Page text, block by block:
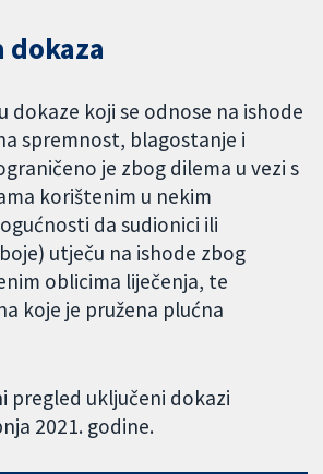
dokaza
dokaze koji se odnose na ishode
spremnost, blagostanje i
je zbog dilema u vezi s
korištenim u nekim
da sudionici ili
utječu na ishode zbog
oblicima liječenja, te
koje je pružena plućna
pregled uključeni dokazi
2021. godine.